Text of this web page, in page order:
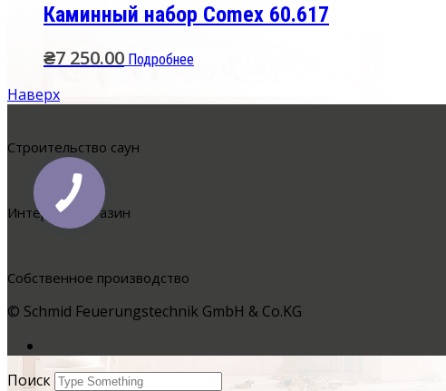
Каминный набор Comex 60.617
₴7 250.00 Подробнее
Наверх
Cтроительство саун
Интернет-магазин
Собственное производство
© Schmid Feuerungstechnik GmbH & Co.KG
Поиск